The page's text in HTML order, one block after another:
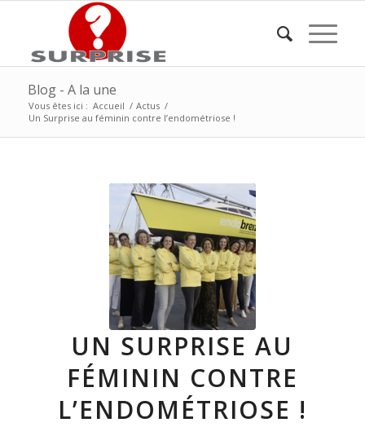
Blog - A la une
Vous êtes ici : Accueil / Actus /
Un Surprise au féminin contre l’endométriose !
UN SURPRISE AU
FÉMININ CONTRE
L’ENDOMÉTRIOSE !